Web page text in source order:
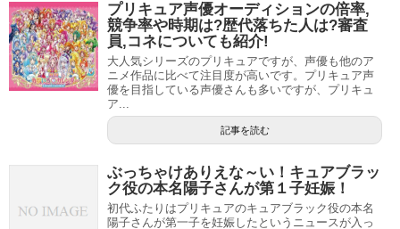
出生地 日本・福岡県福岡市
生年月日 1988年2月13日（29歳）
プリキュア声優オーディションの倍率,
競争率や時期は?歴代落ちた人は?審査
員,コネについても紹介!
大人気シリーズのプリキュアですが、声優も他のア
ニメ作品に比べて注目度が高いです。プリキュア声
優を目指している声優さんも多いですが、プリキュ
ア...
記事を読む
ぶっちゃけありえな～い！キュアブラッ
ク役の本名陽子さんが第１子妊娠！
初代ふたりはプリキュアのキュアブラック役の本名
陽子さんが第一子を妊娠したというニュースが入っ